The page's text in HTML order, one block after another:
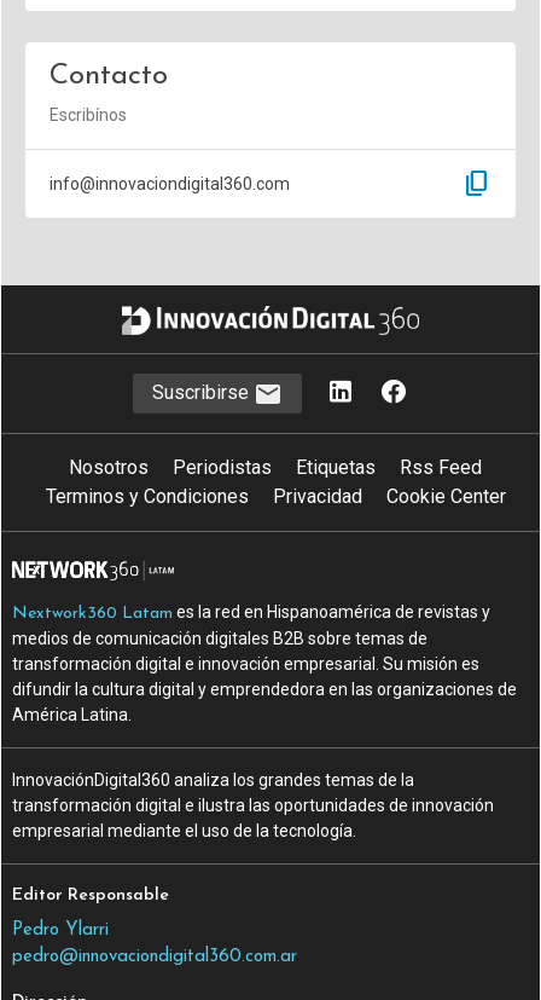
Contacto
Escribínos
info@innovaciondigital360.com content_copy
Suscribirse
Nosotros Periodistas Etiquetas
Rss Feed
Terminos y Condiciones
Privacidad Cookie Center
Nextwork360 Latam es la red en Hispanoamérica de revistas y
medios de comunicación digitales B2B sobre temas de
transformación digital e innovación empresarial. Su misión es
difundir la cultura digital y emprendedora en las organizaciones de
América Latina.
InnovaciónDigital360 analiza los grandes temas de la
transformación digital e ilustra las oportunidades de innovación
empresarial mediante el uso de la tecnología.
Editor Responsable
Pedro Ylarri
pedro@innovaciondigital360.com.ar